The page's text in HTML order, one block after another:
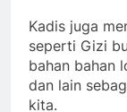
Kadis juga
seperti Gizi
bahan bahan
dan lain
kita.